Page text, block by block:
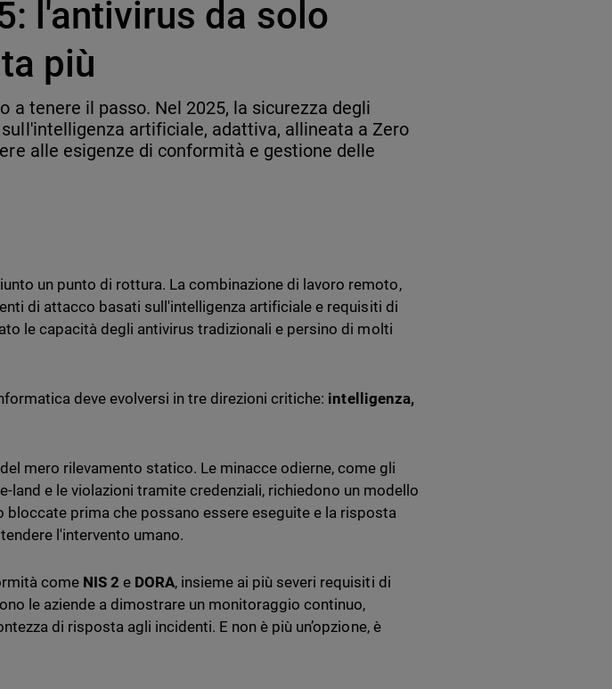
l'antivirus da solo
più
a tenere il passo. Nel 2025, la sicurezza degli
artificiale, adattiva, allineata a Zero
alle esigenze di conformità e gestione delle
un punto di rottura. La combinazione di lavoro remoto,
di attacco basati sull'intelligenza artificiale e requisiti di
le capacità degli antivirus tradizionali e persino di molti
deve evolversi in tre direzioni critiche: intelligenza,
mero rilevamento statico. Le minacce odierne, come gli
land e le violazioni tramite credenziali, richiedono un modello
bloccate prima che possano essere eseguite e la risposta
l'intervento umano.
come NIS 2 e DORA, insieme ai più severi requisiti di
le aziende a dimostrare un monitoraggio continuo,
di risposta agli incidenti. E non è più un’opzione, è